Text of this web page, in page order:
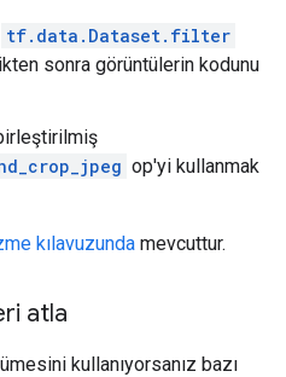
tf.data.Dataset.filter
sonra görüntülerin kodunu
op'yi kullanmak
kılavuzunda mevcuttur.
atla
kullanıyorsanız bazı